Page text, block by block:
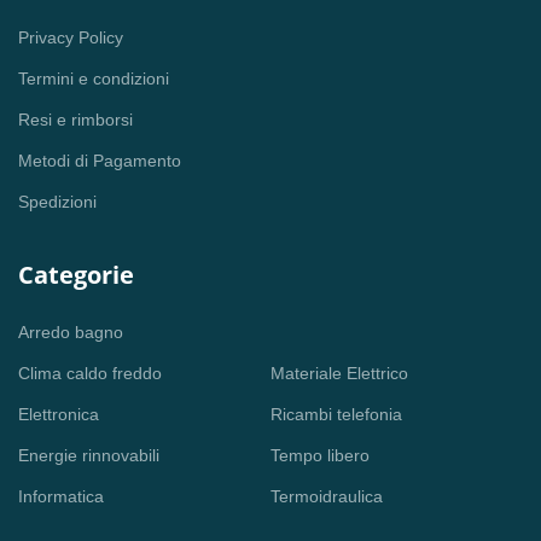
Privacy Policy
Termini e condizioni
Resi e rimborsi
Metodi di Pagamento
Spedizioni
Categorie
Arredo bagno
Clima caldo freddo
Elettronica
Energie rinnovabili
Informatica
Materiale Elettrico
Ricambi telefonia
Tempo libero
Termoidraulica